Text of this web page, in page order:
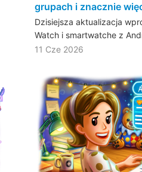
grupach i znacznie
Dzisiejsza aktualizacja
Watch i smartwatche z
11 Cze 2026